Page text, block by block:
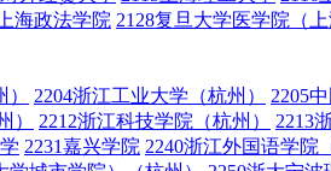
海政法学院 2128复旦大学医学院（上
2204浙江工业大学（杭州） 2205
） 2212浙江科技学院（杭州） 2213
2231嘉兴学院 2240浙江外国语学院